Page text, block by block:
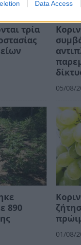
Data Access
τρία
05/08/
890
01/08/